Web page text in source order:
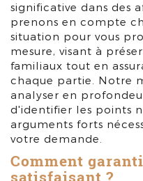
significative dans des
prenons en compte
situation pour vous
mesure, visant à
familiaux tout en
chaque partie. Notre
analyser en
d'identifier les points
arguments forts
votre demande.
Comment
satisfaisant ?